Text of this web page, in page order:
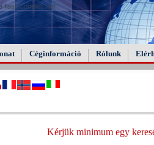
flash content, not
Céginformáció Rólunk
Kérjük minimum egy